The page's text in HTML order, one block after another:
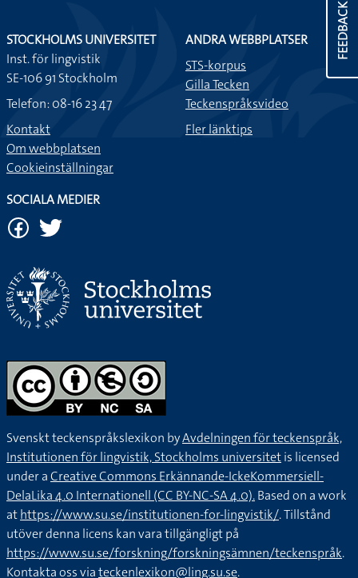
FEEDBACK
STOCKHOLMS UNIVERSITET
Inst. för lingvistik
SE-106 91 Stockholm
Telefon: 08-16 23 47
Kontakt
Om webbplatsen
Cookieinställningar
ANDRA WEBBPLATSER
STS-korpus
Gilla Tecken
Teckenspråksvideo
Fler länktips
SOCIALA MEDIER
Svenskt teckenspråkslexikon byAvdelningen för teckenspråk,
Institutionen för lingvistik, Stockholms universitetis licensed
under aCreative Commons Erkännande-IckeKommersiell-
DelaLika 4.0 Internationell (CC BY-NC-SA 4.0).Based on a work
athttps://www.su.se/institutionen-for-lingvistik/. Tillstånd
utöver denna licens kan vara tillgängligt på
https://www.su.se/forskning/forskningsämnen/teckenspråk.
Kontakta oss viateckenlexikon@ling.su.se.